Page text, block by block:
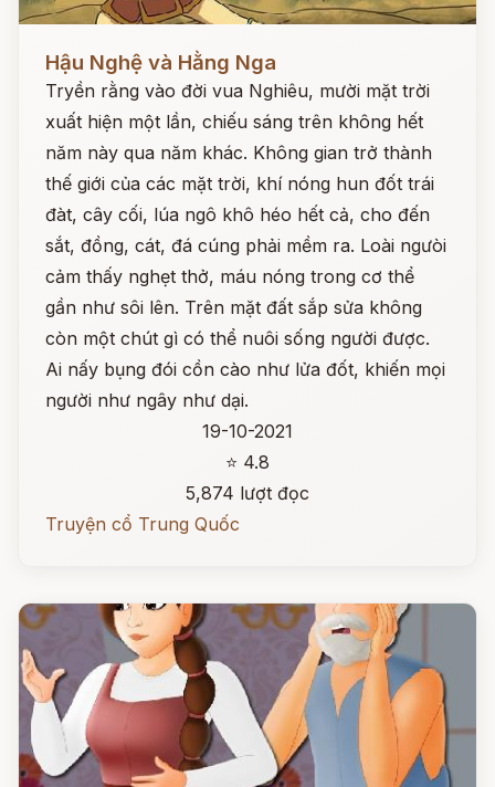
Hậu Nghệ và Hằng Nga
Tryền rằng vào đời vua Nghiêu, mười mặt trời
xuất hiện một lần, chiếu sáng trên không hết
năm này qua năm khác. Không gian trở thành
thế giới của các mặt trời, khí nóng hun đốt trái
đàt, cây cối, lúa ngô khô héo hết cả, cho đến
sắt, đồng, cát, đá cúng phải mềm ra. Loài ngưòi
cảm thấy nghẹt thở, máu nóng trong cơ thể
gần như sôi lên. Trên mặt đất sắp sửa không
còn một chút gì có thể nuôi sống người được.
Ai nấy bụng đói cồn cào như lửa đốt, khiến mọi
người như ngây như dại.
19-10-2021
⭐ 4.8
5,874 lượt đọc
Truyện cổ Trung Quốc